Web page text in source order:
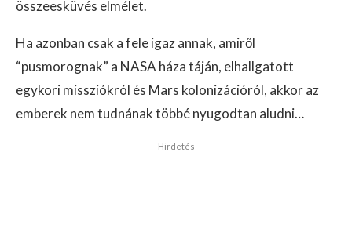
összeesküvés elmélet.
Ha azonban csak a fele igaz annak, amiről
“pusmorognak” a NASA háza táján, elhallgatott
egykori missziókról és Mars kolonizációról, akkor az
emberek nem tudnának többé nyugodtan aludni…
Hirdetés